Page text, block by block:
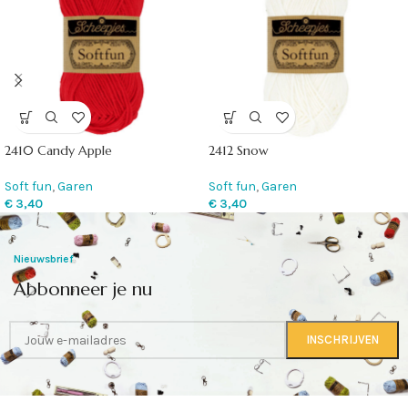
2410 Candy Apple
Soft fun,Garen
€ 3,40
2412 Snow
Soft fun,Garen
€ 3,40
Nieuwsbrief
Abbonneer je nu